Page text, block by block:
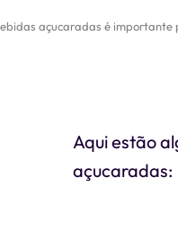
açucaradas é
Aqui estão
açucaradas: